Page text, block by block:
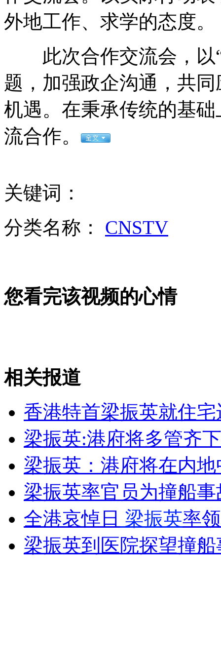
温碧霞复出拍三级片称家人支持
护士受骗曝王妃孕情 疑自杀身亡
山西运城恶犬咬伤多人 警民合力深夜将其击毙
女孩北京地铁殴打老人 痛下狠手拳打脚踢
外交部：反对强权政治霸凌主义
安徽一实载49人客车翻车
走！跟着总书记去植树
消防员救轻生者 花炮节热闹非凡 减压"枕头大战"
外地工作、求学的态度。
此次合作交流会，以“
题，加强政企沟通，共
机遇。在秉承传统的基
流合作。
关键词：
分类名称： CNSTV
您看完该视频的心情
相关报道
香港特首梁振英就住
梁振英:港府将多管齐
梁振英：港府将在内
梁振英率官员为撞船
全港哀悼日 梁振英率
梁振英到医院探望撞